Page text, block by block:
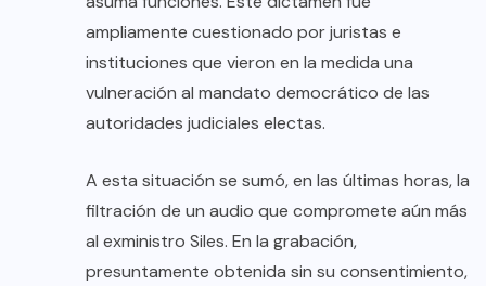
ampliamente cuestionado por juristas e
instituciones que vieron en la medida una
vulneración al mandato democrático de las
autoridades judiciales electas.
A esta situación se sumó, en las últimas horas, la
filtración de un audio que compromete aún más
al exministro Siles. En la grabación,
presuntamente obtenida sin su consentimiento,